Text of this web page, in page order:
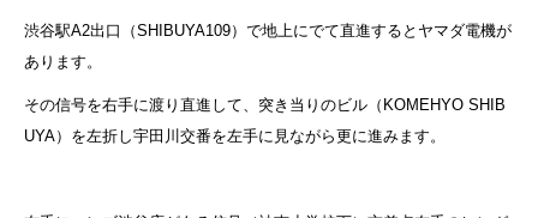
渋谷駅A2出口（SHIBUYA109）で地上にでて直進するとヤマダ電機が
あります。
その信号を右手に渡り直進して、突き当りのビル（KOMEHYO SHIB
UYA）を左折し宇田川交番を左手に見ながら更に進みます。